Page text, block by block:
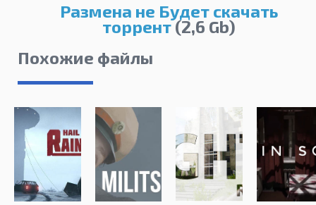
Размена не Будет скачать
торрент(2,6 Gb)
Похожие файлы